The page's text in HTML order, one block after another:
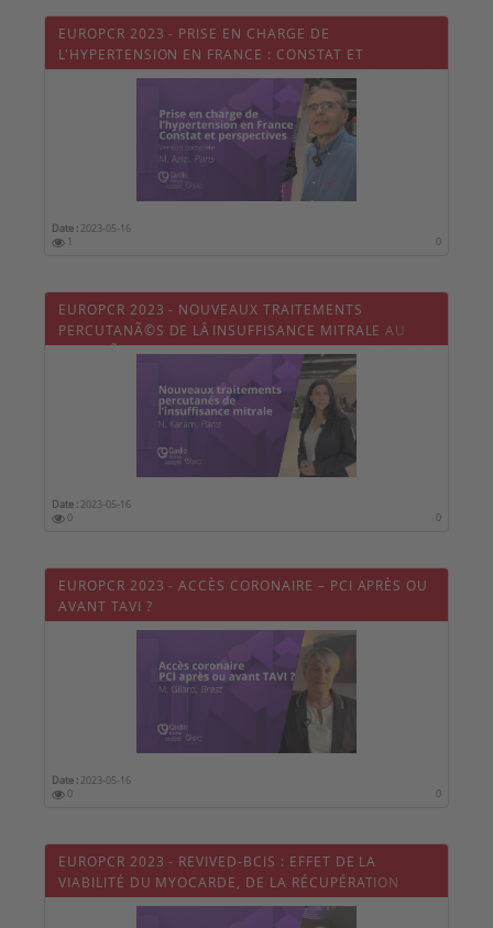
EUROPCR 2023 - PRISE EN CHARGE DE
L'HYPERTENSION EN FRANCE : CONSTAT ET
PERSPECTIVES
Date : 2023-05-16
1
0
EUROPCR 2023 - NOUVEAUX TRAITEMENTS
PERCUTANÃ©S DE LÂINSUFFISANCE MITRALE AU
CONGRÃ¨S EUROPCR 2023
Date : 2023-05-16
0
0
EUROPCR 2023 - ACCÈS CORONAIRE – PCI APRÈS OU
AVANT TAVI ?
Date : 2023-05-16
0
0
EUROPCR 2023 - REVIVED-BCIS : EFFET DE LA
VIABILITÉ DU MYOCARDE, DE LA RÉCUPÉRATION
FONCTIONNELLE ET DE L'ICP